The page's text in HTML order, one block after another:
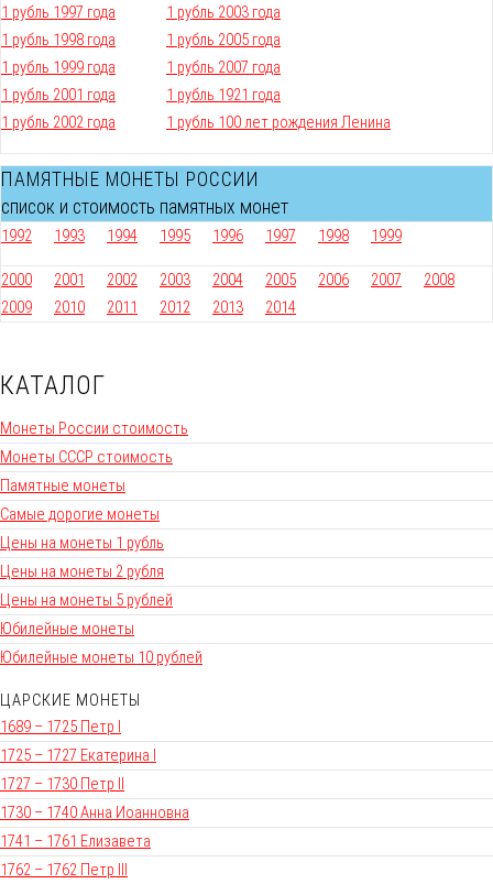
1 рубль 1997 года
1 рубль 1998 года
1 рубль 1999 года
1 рубль 2001 года
1 рубль 2002 года
1 рубль 2003 года
1 рубль 2005 года
1 рубль 2007 года
1 рубль 1921 года
1 рубль 100 лет рождения Ленина
ПАМЯТНЫЕ МОНЕТЫ РОССИИ
список и стоимость памятных монет
1992 1993 1994 1995 1996 1997 1998 1999
2000 2001 2002 2003 2004 2005 2006 2007
2008
2009
2010 2011 2012 2013 2014
КАТАЛОГ
Монеты России стоимость
Монеты СССР стоимость
Памятные монеты
Самые дорогие монеты
Цены на монеты 1 рубль
Цены на монеты 2 рубля
Цены на монеты 5 рублей
Юбилейные монеты
Юбилейные монеты 10 рублей
ЦАРСКИЕ МОНЕТЫ
1689 – 1725 Петр I
1725 – 1727 Екатерина I
1727 – 1730 Петр II
1730 – 1740 Анна Иоанновна
1741 – 1761 Елизавета
1762 – 1762 Петр III